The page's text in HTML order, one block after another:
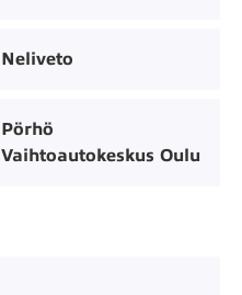
Neliveto
Pörhö
Vaihtoautokeskus Oulu